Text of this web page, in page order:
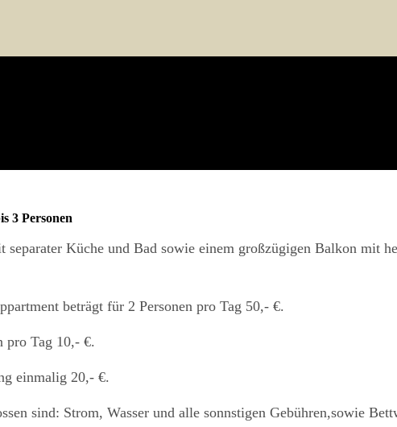
3 Personen
separater Küche und Bad sowie einem großzügigen Balkon mit
beträgt für 2 Personen pro Tag 50,- €.
pro Tag 10,- €.
einmalig 20,- €.
sind: Strom, Wasser und alle sonnstigen Gebühren,sowie